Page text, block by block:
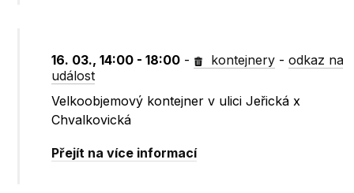
16. 03., 14:00 - 18:00 - kontejnery -odkaz na
událost
Velkoobjemový kontejner v ulici Jeřická x
Chvalkovická
Přejít na více informací